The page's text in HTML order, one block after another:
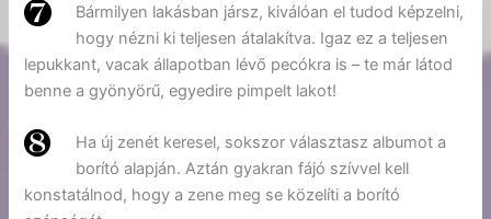
Bármilyen lakásban jársz, kiválóan el tudod képzelni,
hogy nézni ki teljesen átalakítva. Igaz ez a teljesen
lepukkant, vacak állapotban lévő pecókra is – te már látod
benne a gyönyörű, egyedire pimpelt lakot!
Ha új zenét keresel, sokszor választasz albumot a
borító alapján. Aztán gyakran fájó szívvel kell
konstatálnod, hogy a zene meg se közelíti a borító